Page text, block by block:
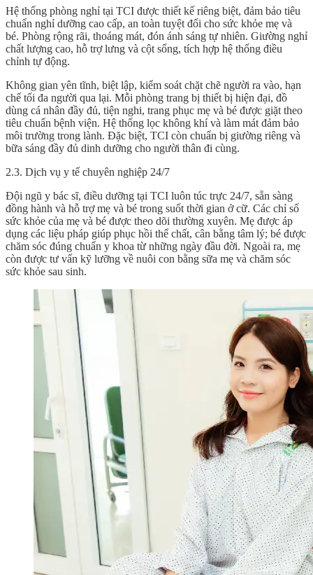
Hệ thống phòng nghỉ tại TCI được thiết kế riêng biệt, đảm bảo tiêu
chuẩn nghỉ dưỡng cao cấp, an toàn tuyệt đối cho sức khỏe mẹ và
bé. Phòng rộng rãi, thoáng mát, đón ánh sáng tự nhiên. Giường nghỉ
chất lượng cao, hỗ trợ lưng và cột sống, tích hợp hệ thống điều
chỉnh tự động.
Không gian yên tĩnh, biệt lập, kiểm soát chặt chẽ người ra vào, hạn
chế tối đa người qua lại. Mỗi phòng trang bị thiết bị hiện đại, đồ
dùng cá nhân đầy đủ, tiện nghi, trang phục mẹ và bé được giặt theo
tiêu chuẩn bệnh viện. Hệ thống lọc không khí và làm mát đảm bảo
môi trường trong lành. Đặc biệt, TCI còn chuẩn bị giường riêng và
bữa sáng đầy đủ dinh dưỡng cho người thân đi cùng.
2.3. Dịch vụ y tế chuyên nghiệp 24/7
Đội ngũ y bác sĩ, điều dưỡng tại TCI luôn túc trực 24/7, sẵn sàng
đồng hành và hỗ trợ mẹ và bé trong suốt thời gian ở cữ. Các chỉ số
sức khỏe của mẹ và bé được theo dõi thường xuyên. Mẹ được áp
dụng các liệu pháp giúp phục hồi thể chất, cân bằng tâm lý; bé được
chăm sóc đúng chuẩn y khoa từ những ngày đầu đời. Ngoài ra, mẹ
còn được tư vấn kỹ lưỡng về nuôi con bằng sữa mẹ và chăm sóc
sức khỏe sau sinh.